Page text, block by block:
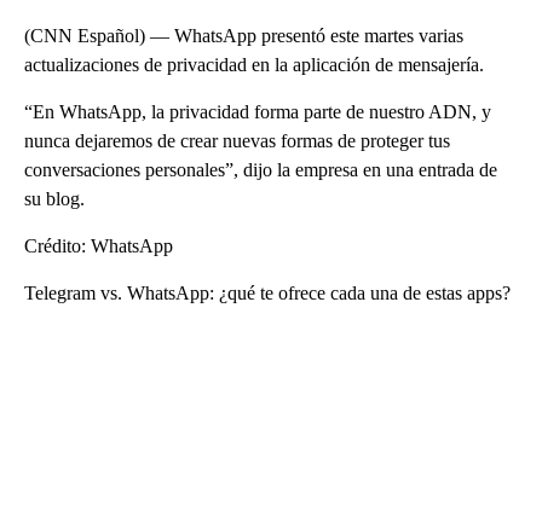
(CNN Español) — WhatsApp presentó este martes varias
actualizaciones de privacidad en la aplicación de mensajería.
“En WhatsApp, la privacidad forma parte de nuestro ADN, y
nunca dejaremos de crear nuevas formas de proteger tus
conversaciones personales”, dijo la empresa en una entrada de
su blog.
Crédito: WhatsApp
Telegram vs. WhatsApp: ¿qué te ofrece cada una de estas apps?